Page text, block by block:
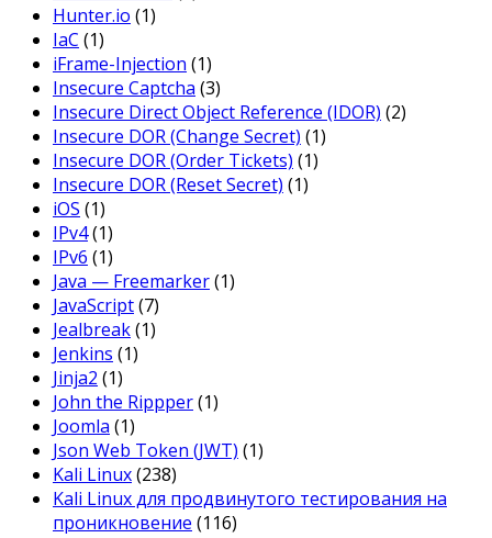
Hunter.io (1)
IaC (1)
iFrame-Injection (1)
Insecure Captcha (3)
Insecure Direct Object Reference (IDOR) (2)
Insecure DOR (Change Secret) (1)
Insecure DOR (Order Tickets) (1)
Insecure DOR (Reset Secret) (1)
iOS (1)
IPv4(1)
IPv6 (1)
Java — Freemarker(1)
JavaScript(7)
Jealbreak(1)
Jenkins (1)
Jinja2 (1)
John the Rippper(1)
Joomla (1)
Json Web Token (JWT) (1)
Kali Linux(238)
Kali Linux для продвинутого тестирования на
проникновение (116)